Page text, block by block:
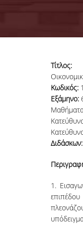
Τίτλος:
Κωδικός:
Εξάμηνο:
Διδάσκων:
1.